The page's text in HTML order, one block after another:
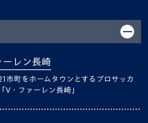
ーレン長崎
市町をホームタウンとするプロサッカ
V・ファーレン長崎」